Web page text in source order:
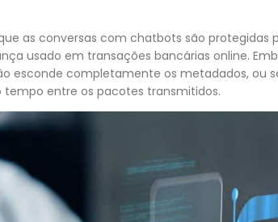
as conversas com chatbots são protegidas
usado em transações bancárias online.
esconde completamente os metadados, ou
entre os pacotes transmitidos.